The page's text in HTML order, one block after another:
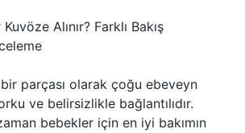
Alınır? Farklı Bakış
parçası olarak çoğu ebeveyn
ve belirsizlikle bağlantılıdır.
bebekler için en iyi bakımın